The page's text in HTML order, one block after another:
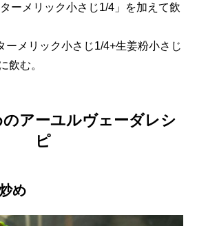
ターメリック小さじ1/4」を加えて飲
ーメリック小さじ1/4+生姜粉小さじ
飲む。
アーユルヴェーダレシ
ピ
め